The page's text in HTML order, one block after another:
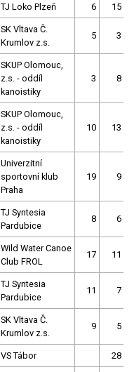
TJ Loko Plzeň 6 15
SK Vltava Č.
Krumlov z.s.
5 3
SKUP Olomouc,
z.s. - oddíl
kanoistiky
3 8
SKUP Olomouc,
z.s. - oddíl
kanoistiky
10 13
Univerzitní
sportovní klub
Praha
19 9
TJ Syntesia
Pardubice
8 6
Wild Water Canoe
Club FROL
17 11
TJ Syntesia
Pardubice
11 7
SK Vltava Č.
Krumlov z.s.
9 5
VS Tábor 28